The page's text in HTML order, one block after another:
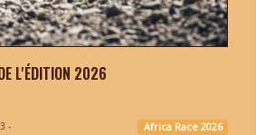
L'ÉDITION 2026
- Africa Race 2026